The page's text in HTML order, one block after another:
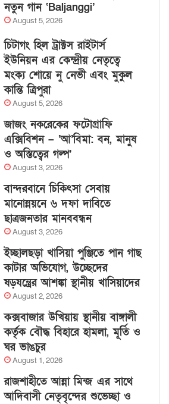
নতুন গান ‘Baljanggi’
August 5, 2026
চিটাগং হিল ট্রাক্টস রাইটার্স
ইউনিয়ন এর কেন্দ্রীয় নেতৃত্বে
মংক্য শোয়ে নু নেভী এবং মুকুল
কান্তি ত্রিপুরা
August 5, 2026
জাজং নকরেকের ফটোগ্রাফি
এক্সিবিশন – ‘আ’বিমা: বন, মানুষ
ও অস্তিত্বের গল্প’
August 3, 2026
বান্দরবানে চিকিৎসা সেবায়
মানোন্নয়নে ৬ দফা দাবিতে
ছাত্রজনতার মানববন্ধন
August 3, 2026
ইচ্ছালছড়া খাসিয়া পুঞ্জিতে পান গাছ
কাটার অভিযোগ, উচ্ছেদের
ষড়যন্ত্রের আশঙ্কা স্থানীয় খাসিয়াদের
August 2, 2026
কক্সবাজার উখিয়ায় স্থানীয় বাঙ্গালী
কর্তৃক বৌদ্ধ বিহারে হামলা, মূর্তি ও
ঘর ভাঙচুর
August 1, 2026
রাজশাহীতে আন্না মিন্জ এর সাথে
আদিবাসী নেতৃবৃন্দের শুভেচ্ছা ও